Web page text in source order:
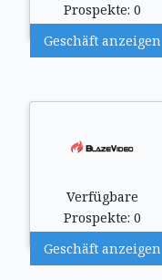
Prospekte: 0
Geschäft anzeigen
Verfügbare
Prospekte: 0
Geschäft anzeigen